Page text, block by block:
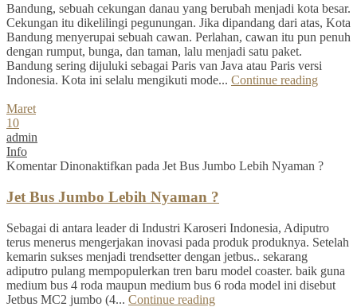
Bandung, sebuah cekungan danau yang berubah menjadi kota besar.
Cekungan itu dikelilingi pegunungan. Jika dipandang dari atas, Kota
Bandung menyerupai sebuah cawan. Perlahan, cawan itu pun penuh
dengan rumput, bunga, dan taman, lalu menjadi satu paket.
Bandung sering dijuluki sebagai Paris van Java atau Paris versi
Indonesia. Kota ini selalu mengikuti mode... Continue reading
Maret
10
admin
Info
Komentar Dinonaktifkan pada Jet Bus Jumbo Lebih Nyaman ?
Jet Bus Jumbo Lebih Nyaman ?
Sebagai di antara leader di Industri Karoseri Indonesia, Adiputro
terus menerus mengerjakan inovasi pada produk produknya. Setelah
kemarin sukses menjadi trendsetter dengan jetbus.. sekarang
adiputro pulang mempopulerkan tren baru model coaster. baik guna
medium bus 4 roda maupun medium bus 6 roda model ini disebut
Jetbus MC2 jumbo (4... Continue reading